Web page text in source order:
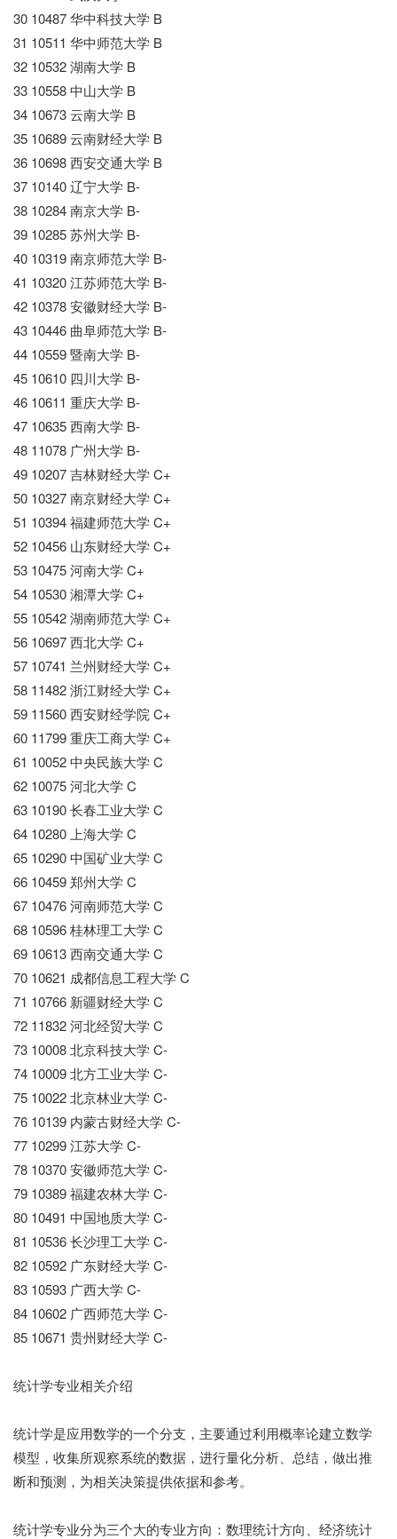
30 10487 华中科技大学 B
31 10511 华中师范大学 B
32 10532 湖南大学 B
33 10558 中山大学 B
34 10673 云南大学 B
35 10689 云南财经大学 B
36 10698 西安交通大学 B
37 10140 辽宁大学 B-
38 10284 南京大学 B-
39 10285 苏州大学 B-
40 10319 南京师范大学 B-
41 10320 江苏师范大学 B-
42 10378 安徽财经大学 B-
43 10446 曲阜师范大学 B-
44 10559 暨南大学 B-
45 10610 四川大学 B-
46 10611 重庆大学 B-
47 10635 西南大学 B-
48 11078 广州大学 B-
49 10207 吉林财经大学 C+
50 10327 南京财经大学 C+
51 10394 福建师范大学 C+
52 10456 山东财经大学 C+
53 10475 河南大学 C+
54 10530 湘潭大学 C+
55 10542 湖南师范大学 C+
56 10697 西北大学 C+
57 10741 兰州财经大学 C+
58 11482 浙江财经大学 C+
59 11560 西安财经学院 C+
60 11799 重庆工商大学 C+
61 10052 中央民族大学 C
62 10075 河北大学 C
63 10190 长春工业大学 C
64 10280 上海大学 C
65 10290 中国矿业大学 C
66 10459 郑州大学 C
67 10476 河南师范大学 C
68 10596 桂林理工大学 C
69 10613 西南交通大学 C
70 10621 成都信息工程大学 C
71 10766 新疆财经大学 C
72 11832 河北经贸大学 C
73 10008 北京科技大学 C-
74 10009 北方工业大学 C-
75 10022 北京林业大学 C-
76 10139 内蒙古财经大学 C-
77 10299 江苏大学 C-
78 10370 安徽师范大学 C-
79 10389 福建农林大学 C-
80 10491 中国地质大学 C-
81 10536 长沙理工大学 C-
82 10592 广东财经大学 C-
83 10593 广西大学 C-
84 10602 广西师范大学 C-
85 10671 贵州财经大学 C-
统计学专业相关介绍
统计学是应用数学的一个分支，主要通过利用概率论建立数学
模型，收集所观察系统的数据，进行量化分析、总结，做出推
断和预测，为相关决策提供依据和参考。
统计学专业分为三个大的专业方向：数理统计方向、经济统计